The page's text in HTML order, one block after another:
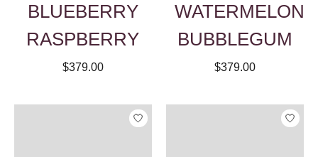
BLUEBERRY
RASPBERRY
$379.00
WATERMELON
BUBBLEGUM
$379.00